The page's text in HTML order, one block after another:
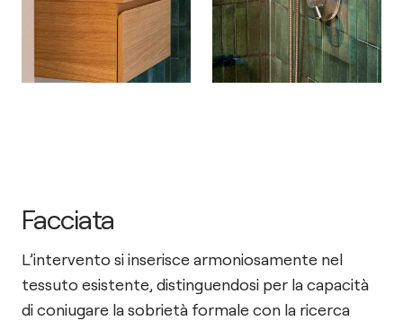
Facciata
L’intervento si inserisce armoniosamente nel
tessuto esistente, distinguendosi per la capacità
di coniugare la sobrietà formale con la ricerca